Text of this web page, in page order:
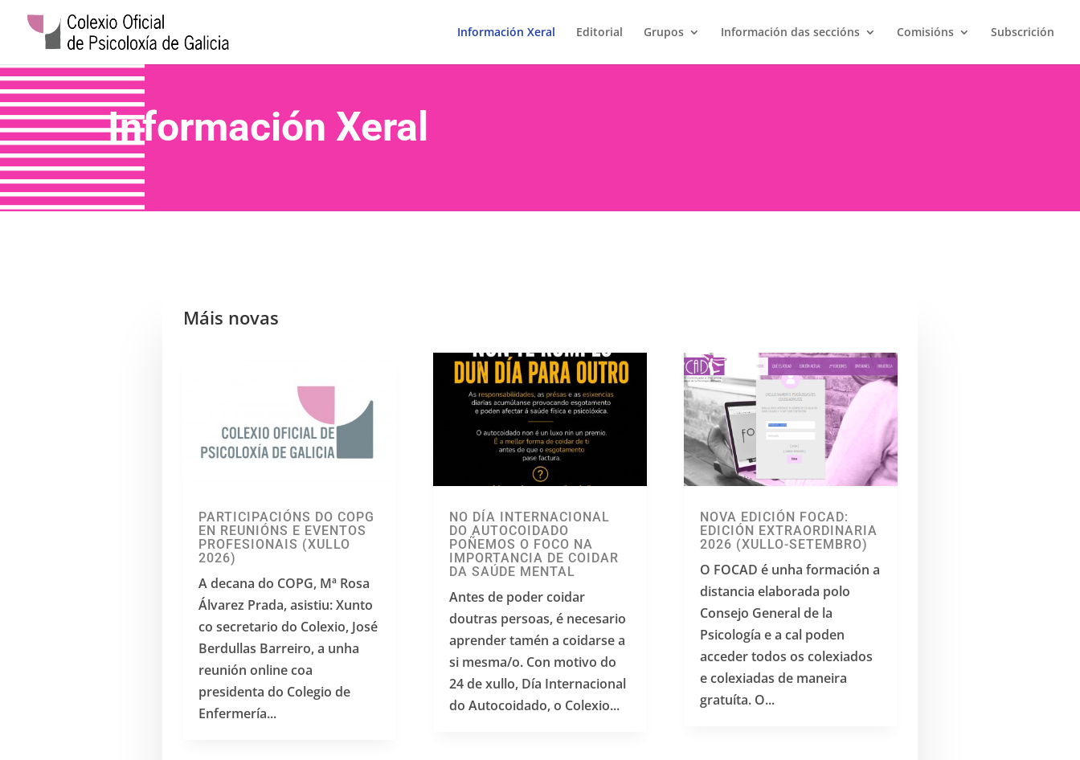
Información Xeral Editorial Grupos Información das seccións Comisións Subscrición
Información Xeral
Máis novas
PARTICIPACIÓNS DO COPG
EN REUNIÓNS E EVENTOS
PROFESIONAIS (XULLO
2026)
A decana do COPG, Mª Rosa
Álvarez Prada, asistiu: Xunto
co secretario do Colexio, José
Berdullas Barreiro, a unha
reunión online coa
presidenta do Colegio de
Enfermería...
NO DÍA INTERNACIONAL
DO AUTOCOIDADO
POÑEMOS O FOCO NA
IMPORTANCIA DE COIDAR
DA SAÚDE MENTAL
Antes de poder coidar
doutras persoas, é necesario
aprender tamén a coidarse a
si mesma/o. Con motivo do
24 de xullo, Día Internacional
do Autocoidado, o Colexio...
NOVA EDICIÓN FOCAD:
EDICIÓN EXTRAORDINARIA
2026 (XULLO-SETEMBRO)
O FOCAD é unha formación a
distancia elaborada polo
Consejo General de la
Psicología e a cal poden
acceder todos os colexiados
e colexiadas de maneira
gratuíta. O...